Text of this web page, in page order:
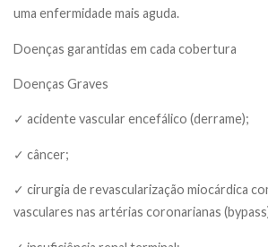
uma enfermidade mais aguda.
Doenças garantidas em cada cobertura
Doenças Graves
✓ acidente vascular encefálico (derrame);
✓ câncer;
✓ cirurgia de revascularização miocárdica
vasculares nas artérias coronarianas